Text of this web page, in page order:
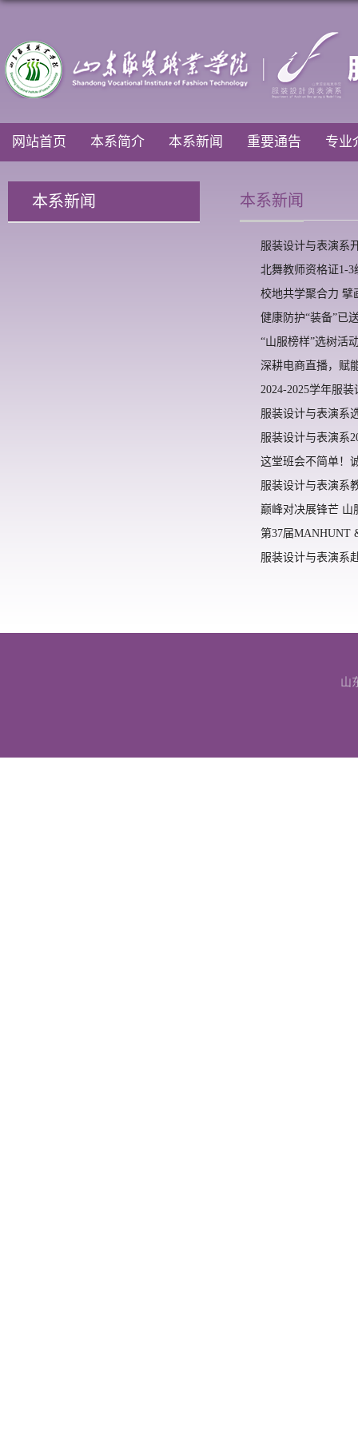
网站首页 本系简介 本系新闻 重要通告 专业
本系新闻 本系新闻
服装设计与表演系
北舞教师资格证1-
校地共学聚合力
健康防护“装备”已
“山服榜样”选树活
深耕电商直播，赋
2024-2025学年服
服装设计与表演系
服装设计与表演系
这堂班会不简单！
服装设计与表演系
巅峰对决展锋芒 山
第37届MANHUNT
服装设计与表演系
山